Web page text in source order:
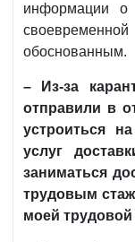
информации о
обоснованным.
– Из-за
отправили в
устроиться
услуг
заниматься
трудовым
моей трудовой